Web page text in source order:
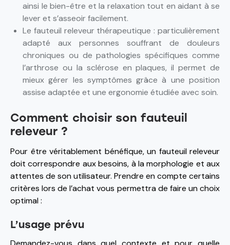
ainsi le bien-être et la relaxation tout en aidant à se
lever et s’asseoir facilement.
Le fauteuil releveur thérapeutique : particulièrement
adapté aux personnes souffrant de douleurs
chroniques ou de pathologies spécifiques comme
l’arthrose ou la sclérose en plaques, il permet de
mieux gérer les symptômes grâce à une position
assise adaptée et une ergonomie étudiée avec soin.
Comment choisir son fauteuil
releveur ?
Pour être véritablement bénéfique, un fauteuil releveur
doit correspondre aux besoins, à la morphologie et aux
attentes de son utilisateur. Prendre en compte certains
critères lors de l’achat vous permettra de faire un choix
optimal :
L’usage prévu